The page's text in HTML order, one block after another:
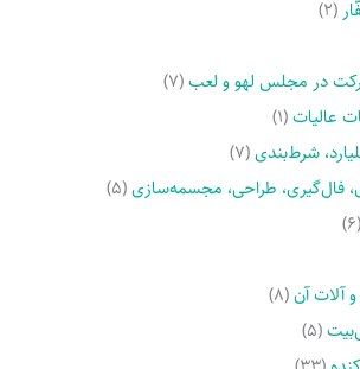
(۲)
در مجلس لهو و لعب(۷)
عالیات(۱)
شرط‌بندی(۷)
فال‌گیری، طراحی، مجسمه‌سازی(۵)
(۶)
آلات آن(۸)
(۵)